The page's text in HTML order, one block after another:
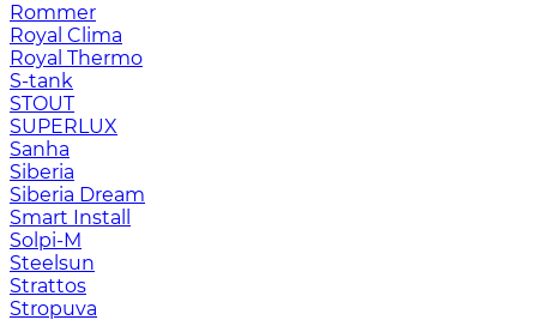
Rommer
Royal Clima
Royal Thermo
S-tank
STOUT
SUPERLUX
Sanha
Siberia
Siberia Dream
Smart Install
Solpi-M
Steelsun
Strattos
Stropuva